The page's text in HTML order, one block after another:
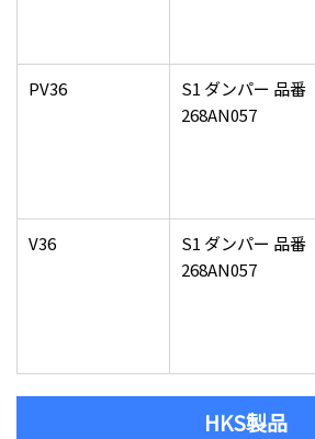
PV36
S1 ダンパー 品番
268AN057
V36
S1 ダンパー 品番
268AN057
HKS製品